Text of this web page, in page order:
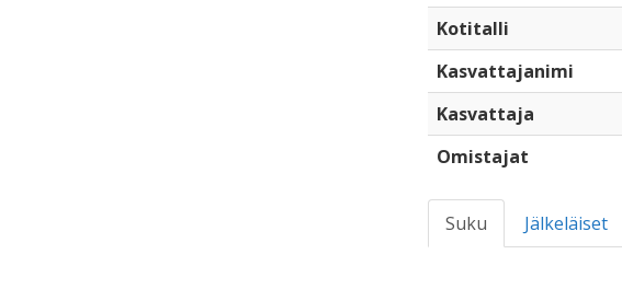
Kotitalli
Kasvattajanimi
Kasvattaja
Omistajat
Suku Jälkeläiset